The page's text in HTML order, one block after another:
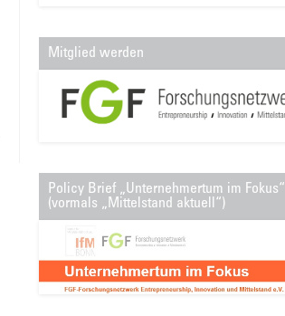
Mitglied werden
Policy Brief „Unternehmertum im Fokus“
(vormals „Mittelstand aktuell“)